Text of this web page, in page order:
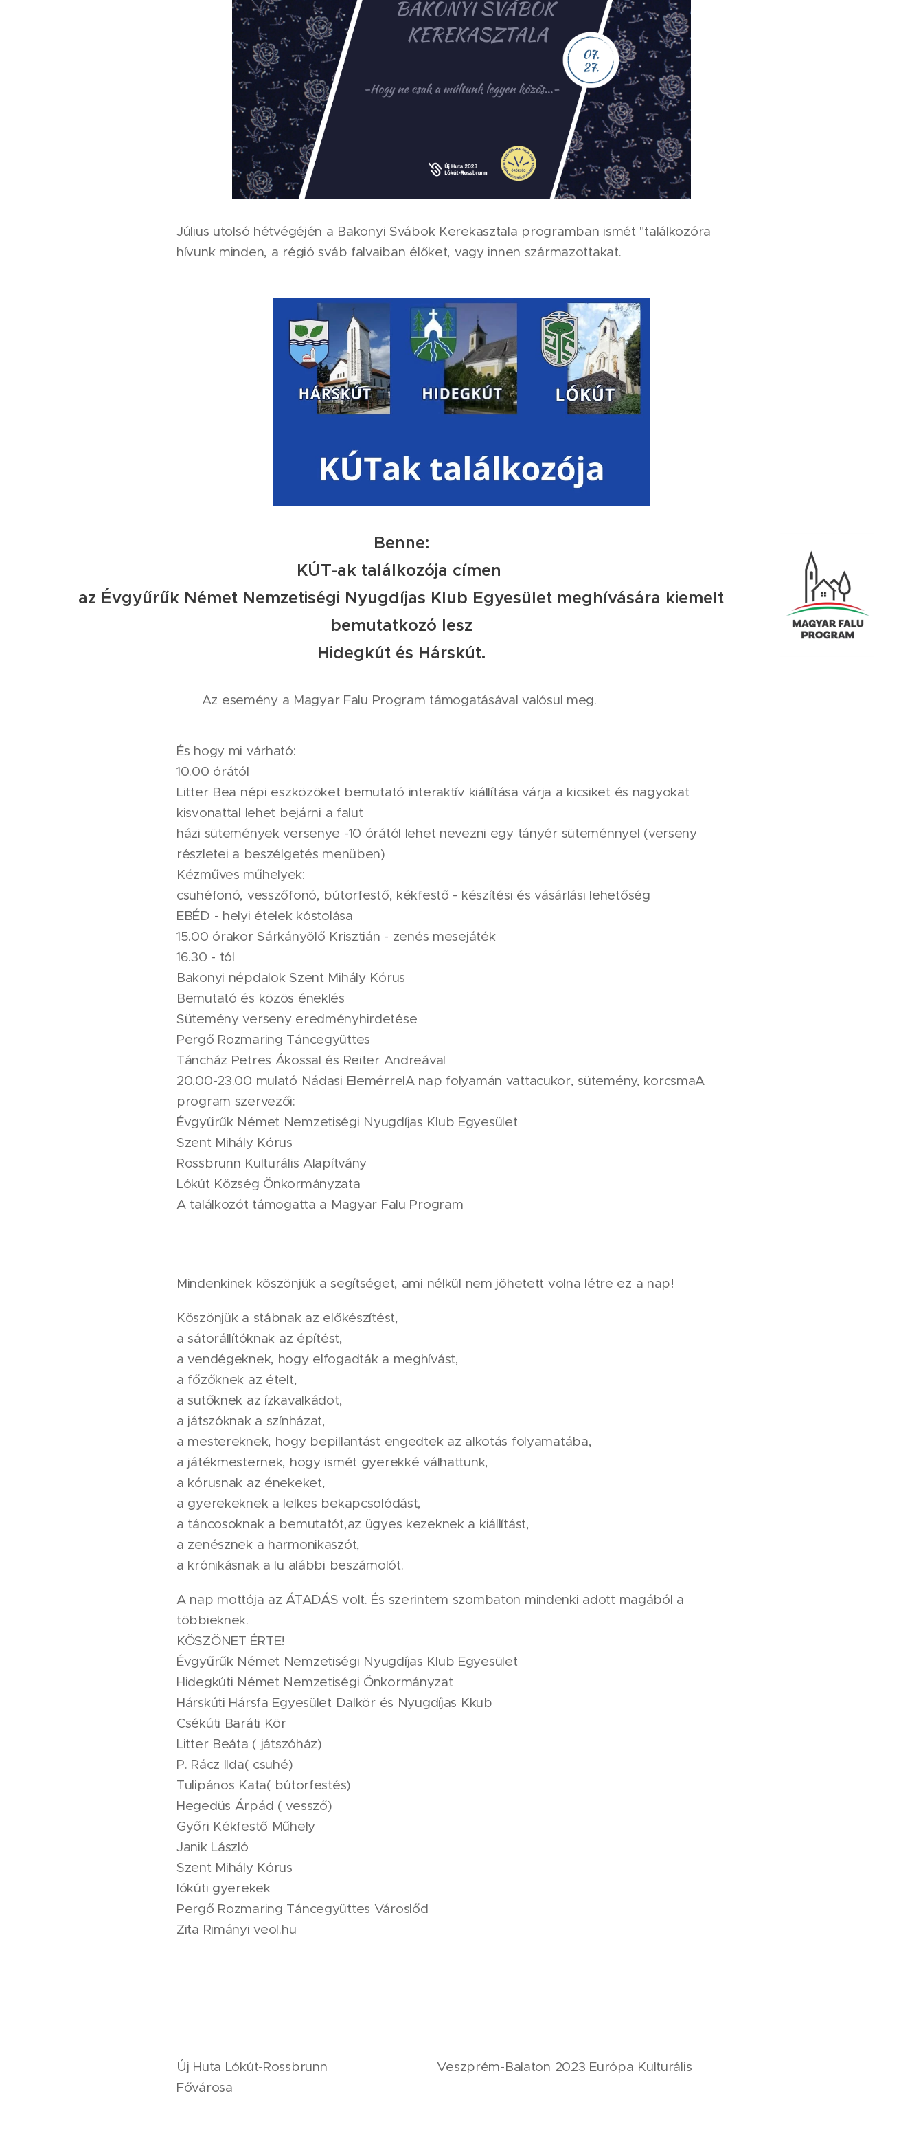
Július utolsó hétvégéjén a Bakonyi Svábok Kerekasztala programban ismét "találkozóra
hívunk minden, a régió sváb falvaiban élőket, vagy innen származottakat.
Benne:
KÚT-ak találkozója címen
az Évgyűrűk Német Nemzetiségi Nyugdíjas Klub Egyesület meghívására kiemelt
bemutatkozó lesz
Hidegkút és Hárskút.
Az esemény a Magyar Falu Program támogatásával valósul meg.
És hogy mi várható:
10.00 órától
Litter Bea népi eszközöket bemutató interaktív kiállítása várja a kicsiket és nagyokat
kisvonattal lehet bejárni a falut
házi sütemények versenye -10 órától lehet nevezni egy tányér süteménnyel (verseny
részletei a beszélgetés menüben)
Kézműves műhelyek:
csuhéfonó, vesszőfonó, bútorfestő, kékfestő - készítési és vásárlási lehetőség
EBÉD - helyi ételek kóstolása
15.00 órakor Sárkányölő Krisztián - zenés mesejáték
16.30 - tól
Bakonyi népdalok Szent Mihály Kórus
Bemutató és közös éneklés
Sütemény verseny eredményhirdetése
Pergő Rozmaring Táncegyüttes
Táncház Petres Ákossal és Reiter Andreával
20.00-23.00 mulató Nádasi ElemérrelA nap folyamán vattacukor, sütemény, korcsmaA
program szervezői:
Évgyűrűk Német Nemzetiségi Nyugdíjas Klub Egyesület
Szent Mihály Kórus
Rossbrunn Kulturális Alapítvány
Lókút Község Önkormányzata
A találkozót támogatta a Magyar Falu Program
Mindenkinek köszönjük a segítséget, ami nélkül nem jöhetett volna létre ez a nap!
Köszönjük a stábnak az előkészítést,
a sátorállítóknak az építést,
a vendégeknek, hogy elfogadták a meghívást,
a főzőknek az ételt,
a sütőknek az ízkavalkádot,
a játszóknak a színházat,
a mestereknek, hogy bepillantást engedtek az alkotás folyamatába,
a játékmesternek, hogy ismét gyerekké válhattunk,
a kórusnak az énekeket,
a gyerekeknek a lelkes bekapcsolódást,
a táncosoknak a bemutatót,az ügyes kezeknek a kiállítást,
a zenésznek a harmonikaszót,
a krónikásnak a lu alábbi beszámolót.
A nap mottója az ÁTADÁS volt. És szerintem szombaton mindenki adott magából a
többieknek.
KÖSZÖNET ÉRTE!
Évgyűrűk Német Nemzetiségi Nyugdíjas Klub Egyesület
Hidegkúti Német Nemzetiségi Önkormányzat
Hárskúti Hársfa Egyesület Dalkör és Nyugdíjas Kkub
Csékúti Baráti Kör
Litter Beáta ( játszóház)
P. Rácz Ilda( csuhé)
Tulipános Kata( bútorfestés)
Hegedüs Árpád ( vessző)
Győri Kékfestő Műhely
Janik László
Szent Mihály Kórus
lókúti gyerekek
Pergő Rozmaring Táncegyüttes Városlőd
Zita Rimányi veol.hu
Új Huta Lókút-Rossbrunn Veszprém-Balaton 2023 Európa Kulturális
Fővárosa